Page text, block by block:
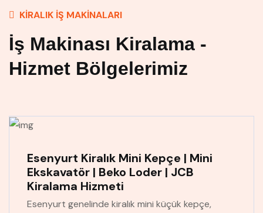
KIRALIK İŞ MAKINALARI
İş Makinası Kiralama -
Hizmet Bölgelerimiz
Esenyurt Kiralık Mini Kepçe | Mini
Ekskavatör | Beko Loder | JCB
Kiralama Hizmeti
Esenyurt genelinde kiralık mini küçük kepçe,